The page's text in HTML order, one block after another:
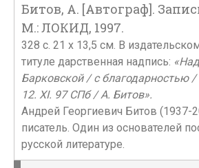
Битов, А. [Автограф].
М.: ЛОКИД, 1997.
328 c. 21 x 13,5 см. В
титуле дарственная надпись:
Барковской / с благодарностью
12. XI. 97 СПб / А. Битов».
Андрей Георгиевич Битов (1937-
писатель. Один из основателей
русской литературе.